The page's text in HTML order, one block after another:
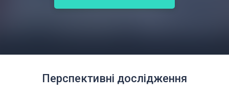
Перспективні дослідження